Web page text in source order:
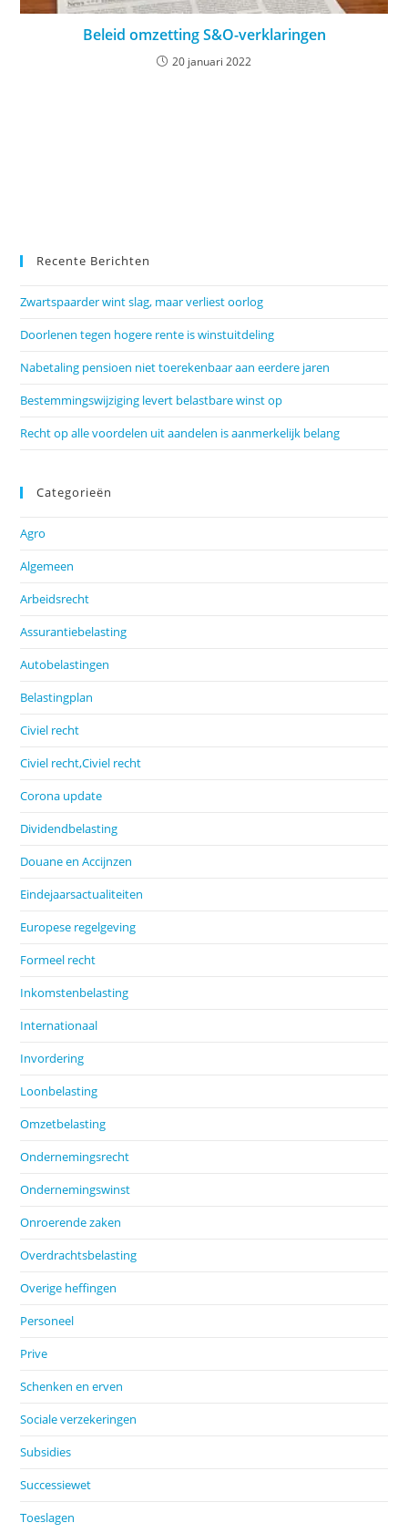
Beleid omzetting S&O-verklaringen
20 januari 2022
Recente Berichten
Zwartspaarder wint slag, maar verliest oorlog
Doorlenen tegen hogere rente is winstuitdeling
Nabetaling pensioen niet toerekenbaar aan eerdere jaren
Bestemmingswijziging levert belastbare winst op
Recht op alle voordelen uit aandelen is aanmerkelijk belang
Categorieën
Agro
Algemeen
Arbeidsrecht
Assurantiebelasting
Autobelastingen
Belastingplan
Civiel recht
Civiel recht,Civiel recht
Corona update
Dividendbelasting
Douane en Accijnzen
Eindejaarsactualiteiten
Europese regelgeving
Formeel recht
Inkomstenbelasting
Internationaal
Invordering
Loonbelasting
Omzetbelasting
Ondernemingsrecht
Ondernemingswinst
Onroerende zaken
Overdrachtsbelasting
Overige heffingen
Personeel
Prive
Schenken en erven
Sociale verzekeringen
Subsidies
Successiewet
Toeslagen